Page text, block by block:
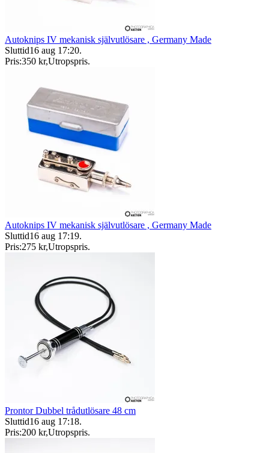
Autoknips IV mekanisk självutlösare , Germany Made
Sluttid16 aug 17:20.
Pris:350 kr,Utropspris.
Autoknips IV mekanisk självutlösare , Germany Made
Sluttid16 aug 17:19.
Pris:275 kr,Utropspris.
Prontor Dubbel trådutlösare 48 cm
Sluttid16 aug 17:18.
Pris:200 kr,Utropspris.